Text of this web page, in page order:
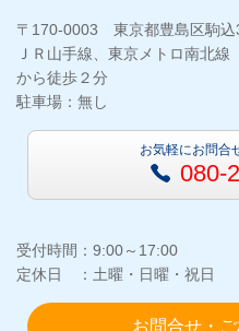
〒170-0003 東京都豊島区駒込
ＪＲ山手線、東京メトロ南北
から徒歩２分
駐車場：無し
お気軽にお問合
080-
受付時間：9:00～17:00
定休日 ：土曜・日曜・祝日
お問合せ・